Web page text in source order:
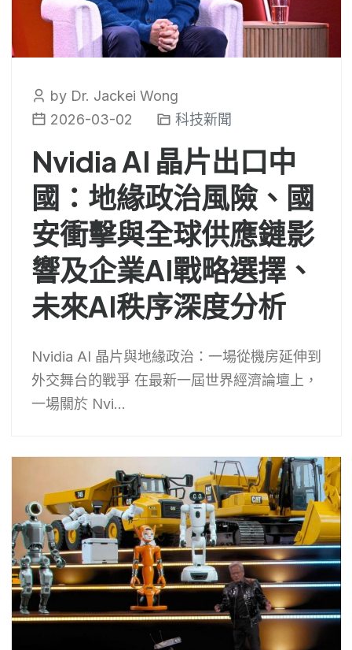
by Dr. Jackei Wong
2026-03-02
科技新聞
Nvidia AI 晶片出口中
國：地緣政治風險、國
安衝擊與全球供應鏈影
響及企業AI戰略選擇、
未來AI秩序深度分析
Nvidia AI 晶片與地緣政治：一場從機房延伸到
外交舞台的戰爭 在最新一屆世界經濟論壇上，
一場關於 Nvi...